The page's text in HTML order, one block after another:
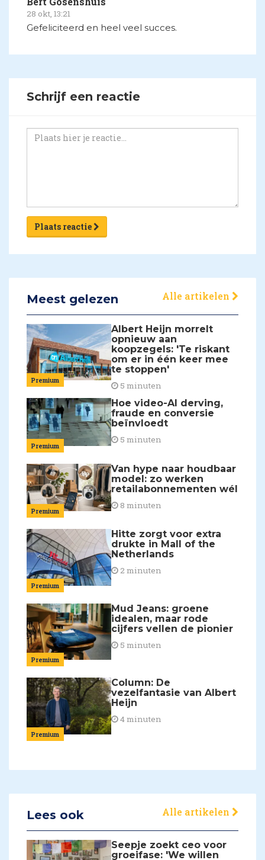
28 okt, 13:21
Gefeliciteerd en heel veel succes.
Schrijf een reactie
Plaats reactie
Meest gelezen Alle artikelen
Premium
Albert Heijn morrelt
opnieuw aan
koopzegels: 'Te riskant
om er in één keer mee
te stoppen'
5 minuten
Premium
Hoe video-AI derving,
fraude en conversie
beïnvloedt
5 minuten
Premium
Van hype naar houdbaar
model: zo werken
retailabonnementen wél
8 minuten
Premium
Hitte zorgt voor extra
drukte in Mall of the
Netherlands
2 minuten
Premium
Mud Jeans: groene
idealen, maar rode
cijfers vellen de pionier
5 minuten
Premium
Column: De
vezelfantasie van Albert
Heijn
4 minuten
Lees ook Alle artikelen
Seepje zoekt ceo voor
groeifase: 'We willen